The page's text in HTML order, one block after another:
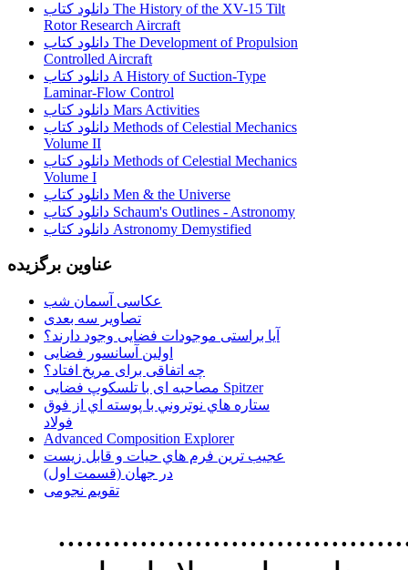
دانلود کتاب The History of the XV-15 Tilt
Rotor Research Aircraft
دانلود کتاب The Development of Propulsion
Controlled Aircraft
دانلود کتاب A History of Suction-Type
Laminar-Flow Control
دانلود کتاب Mars Activities
دانلود کتاب Methods of Celestial Mechanics
Volume II
دانلود کتاب Methods of Celestial Mechanics
Volume I
دانلود کتاب Men & the Universe
دانلود کتاب Schaum's Outlines - Astronomy
دانلود کتاب Astronomy Demystified
عناوین برگزیده
عکاسی آسمان شب
تصاویر سه بعدی
آیا براستی موجودات فضایی وجود دارند؟
اولین آسانسور فضایی
چه اتفاقی برای مریخ افتاد؟
مصاحبه ای با تلسکوپ فضایی Spitzer
ستاره هاي نوتروني با پوسته اي از فوق
فولاد
Advanced Composition Explorer
عجیب ترین فرم هاي حيات و قابل زيست
در جهان (قسمت اول)
تقویم نجومی
استفاده از